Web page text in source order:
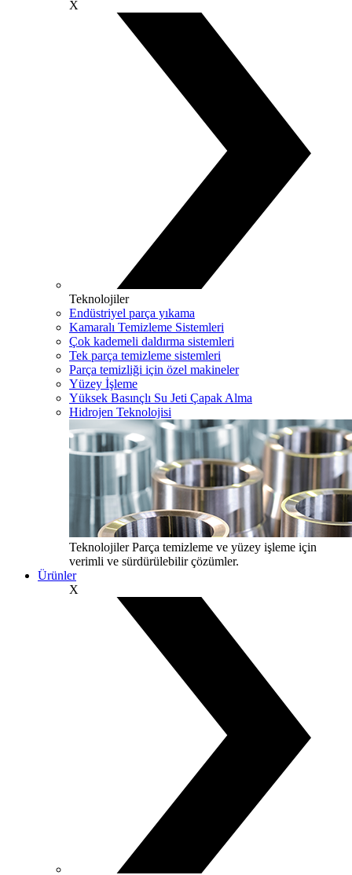
X
Teknolojiler
Endüstriyel parça yıkama
Kamaralı Temizleme Sistemleri
Çok kademeli daldırma sistemleri
Tek parça temizleme sistemleri
Parça temizliği için özel makineler
Yüzey İşleme
Yüksek Basınçlı Su Jeti Çapak Alma
Hidrojen Teknolojisi
TeknolojilerParça temizleme ve yüzey işleme için
verimli ve sürdürülebilir çözümler.
Ürünler
X